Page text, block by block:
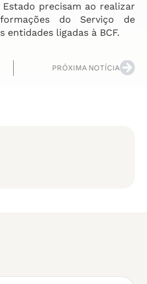
precisam ao realizar
do Serviço de
entidades ligadas à BCF.
PRÓXIMA NOTÍCIA